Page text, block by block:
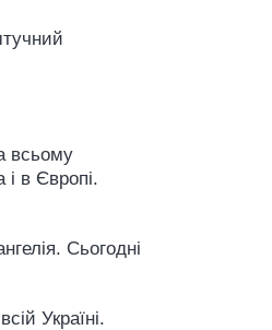
всьому
і в Європі.
Сьогодні
Україні.